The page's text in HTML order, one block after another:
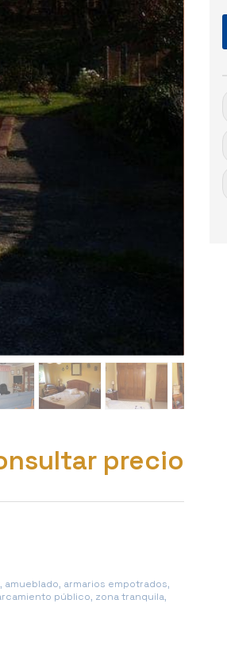
precio
amueblado, armarios empotrados,
público, zona tranquila,